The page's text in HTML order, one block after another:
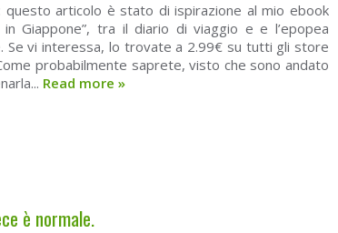
questo articolo è stato di ispirazione al mio ebook
Giappone”, tra il diario di viaggio e e l’epopea
Se vi interessa, lo trovate a 2.99€ su tutti gli store
probabilmente saprete, visto che sono andato
Read more »
è normale.